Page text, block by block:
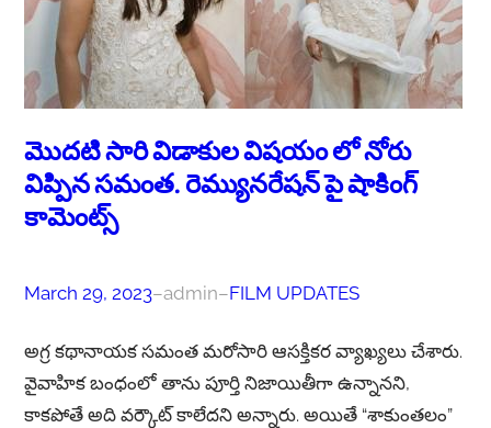
మొదటి సారి విడాకుల విషయం లో నోరు
విప్పిన సమంత. రెమ్యునరేషన్ పై షాకింగ్
కామెంట్స్
March 29, 2023–admin–FILM UPDATES
అగ్ర కథానాయక సమంత మరోసారి ఆసక్తికర వ్యాఖ్యలు చేశారు.
వైవాహిక బంధంలో తాను పూర్తి నిజాయితీగా ఉన్నానని,
కాకపోతే అది వర్కౌట్ కాలేదని అన్నారు. అయితే “శాకుంతలం”